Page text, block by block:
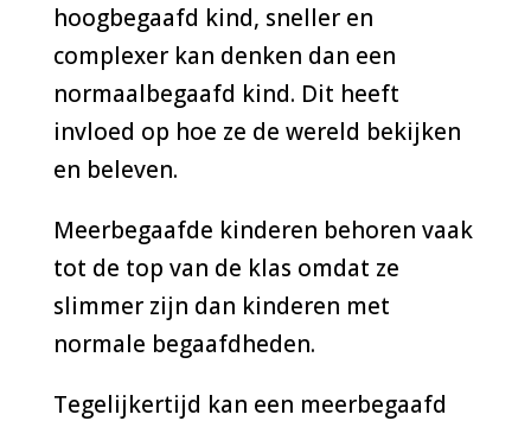
hoogbegaafd kind, sneller en
complexer kan denken dan een
normaalbegaafd kind. Dit heeft
invloed op hoe ze de wereld bekijken
en beleven.
Meerbegaafde kinderen behoren vaak
tot de top van de klas omdat ze
slimmer zijn dan kinderen met
normale begaafdheden.
Tegelijkertijd kan een meerbegaafd